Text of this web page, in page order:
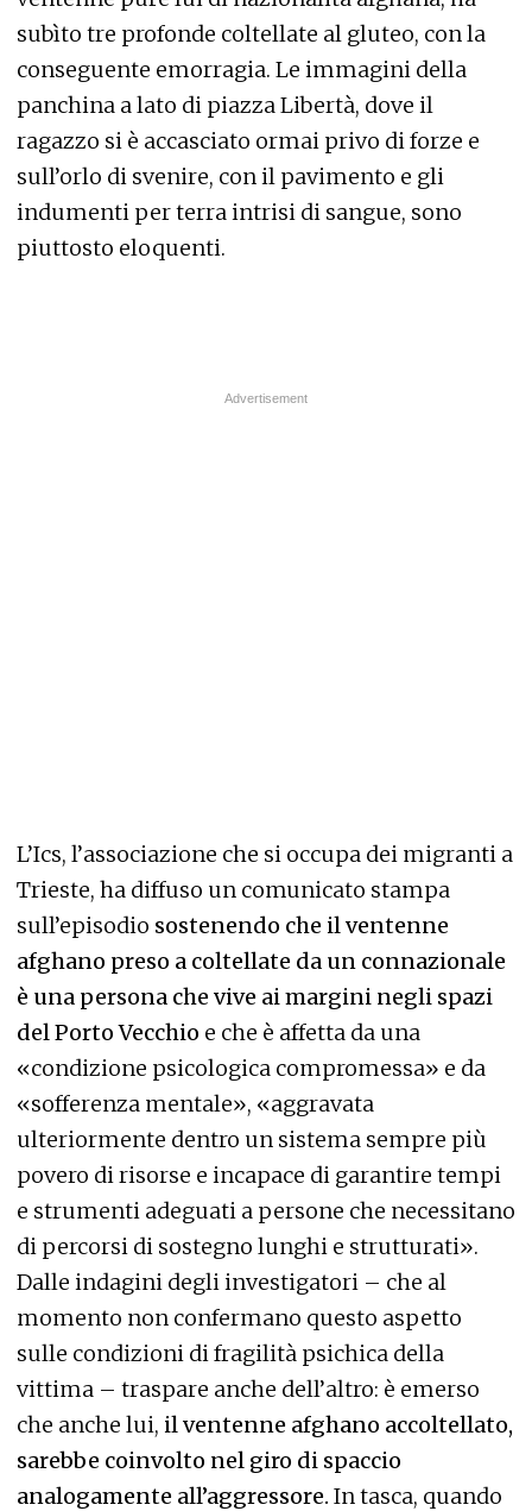
subìto tre profonde coltellate al gluteo, con la
conseguente emorragia. Le immagini della
panchina a lato di piazza Libertà, dove il
ragazzo si è accasciato ormai privo di forze e
sull’orlo di svenire, con il pavimento e gli
indumenti per terra intrisi di sangue, sono
piuttosto eloquenti.
L’Ics, l’associazione che si occupa dei migranti a
Trieste, ha diffuso un comunicato stampa
sull’episodio sostenendo che il ventenne
afghano preso a coltellate da un connazionale
è una persona che vive ai margini negli spazi
del Porto Vecchio e che è affetta da una
«condizione psicologica compromessa» e da
«sofferenza mentale», «aggravata
ulteriormente dentro un sistema sempre più
povero di risorse e incapace di garantire tempi
e strumenti adeguati a persone che necessitano
di percorsi di sostegno lunghi e strutturati».
Dalle indagini degli investigatori – che al
momento non confermano questo aspetto
sulle condizioni di fragilità psichica della
vittima – traspare anche dell’altro: è emerso
che anche lui, il ventenne afghano accoltellato,
sarebbe coinvolto nel giro di spaccio
analogamente all’aggressore. In tasca, quando